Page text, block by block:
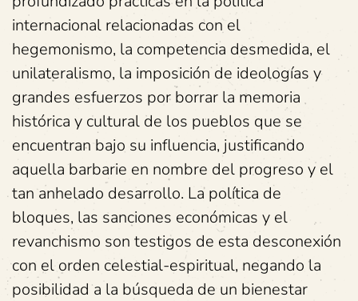
internacional relacionadas con el
hegemonismo, la competencia desmedida, el
unilateralismo, la imposición de ideologías y
grandes esfuerzos por borrar la memoria
histórica y cultural de los pueblos que se
encuentran bajo su influencia, justificando
aquella barbarie en nombre del progreso y el
tan anhelado desarrollo. La política de
bloques, las sanciones económicas y el
revanchismo son testigos de esta desconexión
con el orden celestial-espiritual, negando la
posibilidad a la búsqueda de un bienestar